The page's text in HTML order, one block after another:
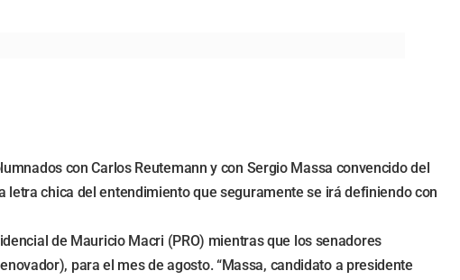
con Carlos Reutemann y con Sergio Massa convencido del
chica del entendimiento que seguramente se irá definiendo con
de Mauricio Macri (PRO) mientras que los senadores
para el mes de agosto. “Massa, candidato a presidente